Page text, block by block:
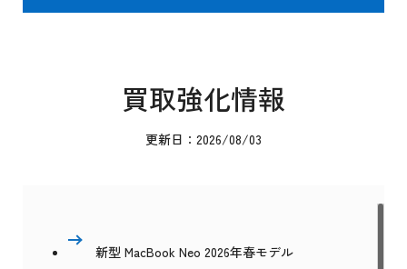
買取強化情報
更新日：2026/08/03
新型 MacBook Neo 2026年春モデル